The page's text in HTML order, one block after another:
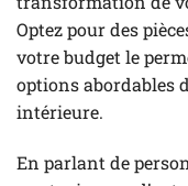
Optez pour des
votre budget le
options abordables
intérieure.
En parlant de